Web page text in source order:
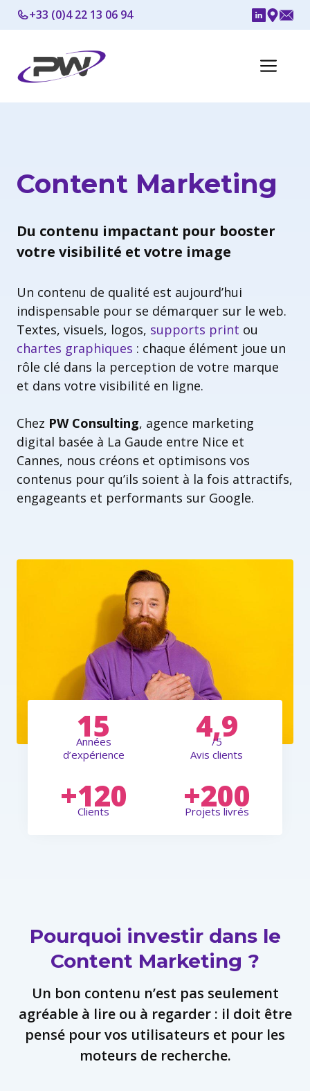
Aller
au
+33 (0)4 22 13 06 94
Content Marketing
Du contenu impactant pour booster
votre visibilité et votre image
Un contenu de qualité est aujourd’hui
indispensable pour se démarquer sur le web.
Textes, visuels, logos, supports print ou
chartes graphiques : chaque élément joue un
rôle clé dans la perception de votre marque
et dans votre visibilité en ligne.
Chez PW Consulting, agence marketing
digital basée à La Gaude entre Nice et
Cannes, nous créons et optimisons vos
contenus pour qu’ils soient à la fois attractifs,
engageants et performants sur Google.
15
Années
d’expérience
4,9
/5
Avis clients
+120
Clients +200
Projets livrés
Pourquoi investir dans le
Content Marketing ?
Un bon contenu n’est pas seulement
agréable à lire ou à regarder : il doit être
pensé pour vos utilisateurs et pour les
moteurs de recherche.